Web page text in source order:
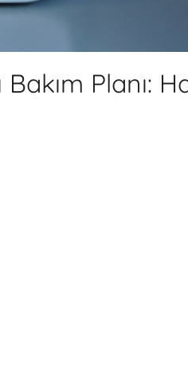
Planı: